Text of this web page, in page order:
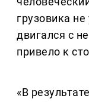
грузовика
двигался с
привело к
«В